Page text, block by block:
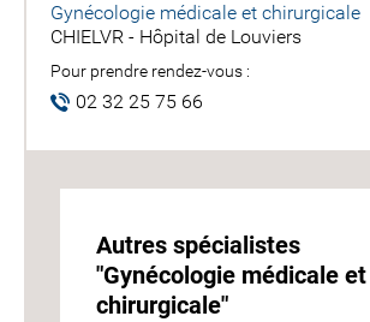
Gynécologie médicale et chirurgicale
CHIELVR - Hôpital de Louviers
Pour prendre rendez-vous :
02 32 25 75 66
Autres spécialistes
"Gynécologie médicale et
chirurgicale"